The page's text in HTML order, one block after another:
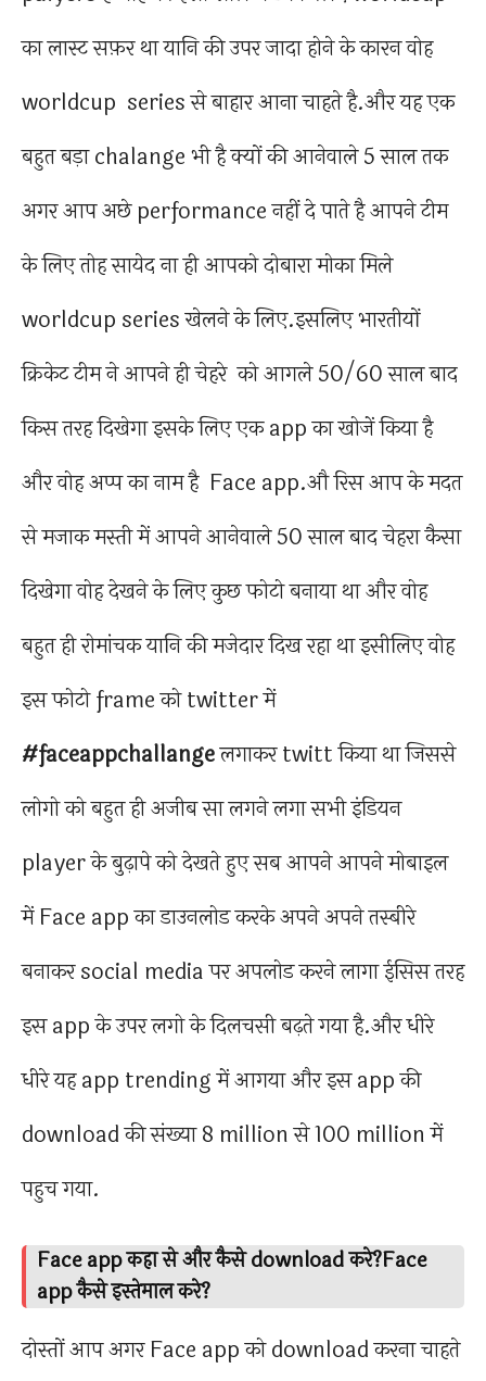
का लास्ट सफ़र था यानि की उपर जादा होने के कारन वोह
worldcup series से बाहार आना चाहते है.और यह एक
बहुत बड़ा chalange भी है क्यों की आनेवाले 5 साल तक
अगर आप अछे performance नहीं दे पाते है आपने टीम
के लिए तोह सायेद ना ही आपको दोबारा मोका मिले
worldcup series खेलने के लिए.इसलिए भारतीयों
क्रिकेट टीम ने आपने ही चेहरे को आगले 50/60 साल बाद
किस तरह दिखेगा इसके लिए एक app का खोजें किया है
और वोह अप्प का नाम है Face app.औ रिस आप के मदत
से मजाक मस्ती में आपने आनेवाले 50 साल बाद चेहरा कैसा
दिखेगा वोह देखने के लिए कुछ फोटो बनाया था और वोह
बहुत ही रोमांचक यानि की मजेदार दिख रहा था इसीलिए वोह
इस फोटो frame को twitter में
#faceappchallangeलगाकर twitt किया था जिससे
लोगो को बहुत ही अजीब सा लगने लगा सभी इंडियन
player के बुढ़ापे को देखते हुए सब आपने आपने मोबाइल
में Face app का डाउनलोड करके अपने अपने तस्बीरे
बनाकर social media पर अपलोड करने लागा ईसिस तरह
इस app के उपर लगो के दिलचसी बढ़ते गया है.और धीरे
धीरे यह app trending में आगया और इस app की
download की संख्या 8 million से 100 million में
पहुच गया.
Face app कहा से और कैसे download करे?Face
app कैसे इस्तेमाल करे?
दोस्तों आप अगर Face app को download करना चाहते